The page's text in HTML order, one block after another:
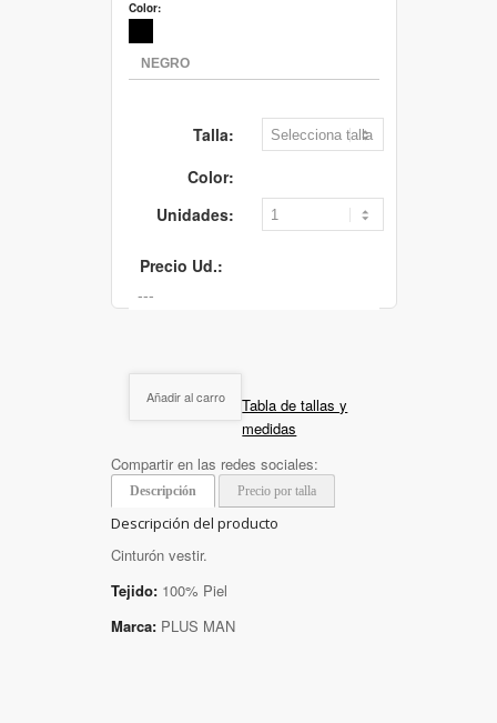
Color:
Talla:
Color:
Unidades:
Precio Ud.:
Añadir al carro
Tabla de tallas y
medidas
Compartir en las redes sociales:
Descripción Precio por talla
Descripción del producto
Cinturón vestir.
Tejido: 100% Piel
Marca: PLUS MAN